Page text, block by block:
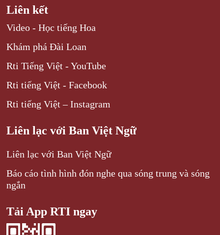
Liên kết
Video - Học tiếng Hoa
Khám phá Đài Loan
Rti Tiếng Việt - YouTube
Rti tiếng Việt - Facebook
Rti tiếng Việt – Instagram
Liên lạc với Ban Việt Ngữ
Liên lạc với Ban Việt Ngữ
Báo cáo tình hình đón nghe qua sóng trung và sóng
ngắn
Tải App RTI ngay